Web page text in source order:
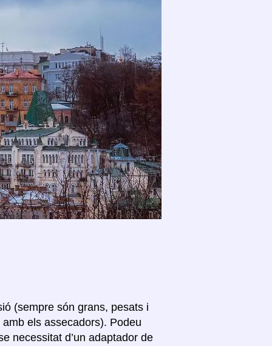
(sempre són grans, pesats i
els assecadors). Podeu
necessitat d’un adaptador de